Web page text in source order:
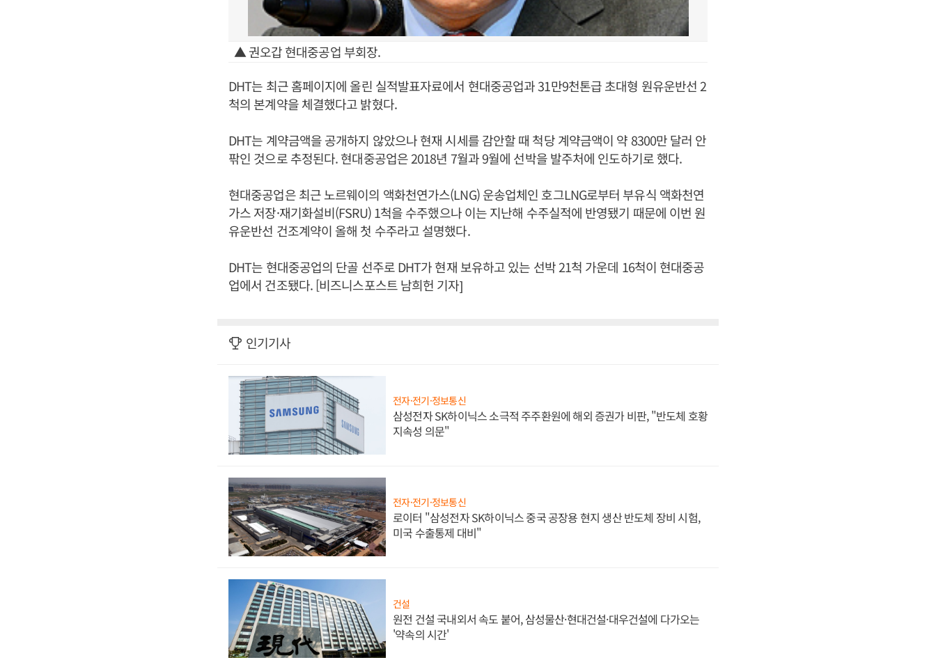
▲ 권오갑 현대중공업 부회장.
DHT는 최근 홈페이지에 올린 실적발표자료에서 현대중공업과 31만9천톤급 초대형 원유운반선 2
척의 본계약을 체결했다고 밝혔다.
DHT는 계약금액을 공개하지 않았으나 현재 시세를 감안할 때 척당 계약금액이 약 8300만 달러 안
팎인 것으로 추정된다. 현대중공업은 2018년 7월과 9월에 선박을 발주처에 인도하기로 했다.
현대중공업은 최근 노르웨이의 액화천연가스(LNG) 운송업체인 호그LNG로부터 부유식 액화천연
가스 저장·재기화설비(FSRU) 1척을 수주했으나 이는 지난해 수주실적에 반영됐기 때문에 이번 원
유운반선 건조계약이 올해 첫 수주라고 설명했다.
DHT는 현대중공업의 단골 선주로 DHT가 현재 보유하고 있는 선박 21척 가운데 16척이 현대중공
업에서 건조됐다. [비즈니스포스트 남희헌 기자]
인기기사
전자·전기·정보통신
삼성전자 SK하이닉스 소극적 주주환원에 해외 증권가 비판, "반도체 호황
지속성 의문"
전자·전기·정보통신
로이터 "삼성전자 SK하이닉스 중국 공장용 현지 생산 반도체 장비 시험,
미국 수출통제 대비"
건설
원전 건설 국내외서 속도 붙어, 삼성물산·현대건설·대우건설에 다가오는
'약속의 시간'